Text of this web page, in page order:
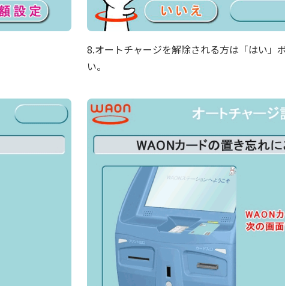
8.オートチャージを解除される方は「はい」
い。